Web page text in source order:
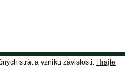
strát a vzniku závislosti. Hrajte